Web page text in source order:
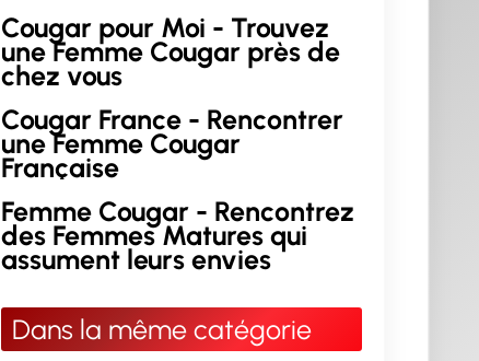
Cougar pour Moi - Trouvez
une Femme Cougar près de
chez vous
Cougar France - Rencontrer
une Femme Cougar
Française
Femme Cougar - Rencontrez
des Femmes Matures qui
assument leurs envies
Dans la même catégorie